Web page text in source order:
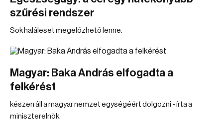
szűrési rendszer
Sok haláleset megelőzhető lenne.
Magyar: Baka András elfogadta a
felkérést
készen áll a magyar nemzet egységéért dolgozni - írta a
miniszterelnök.